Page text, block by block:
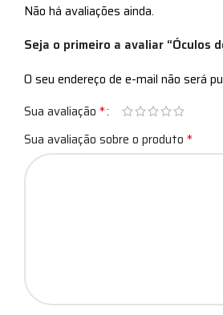
Não há avaliações ainda.
Seja o primeiro a avaliar “Óculos
O seu endereço de e-mail não será
Sua avaliação *
Sua avaliação sobre o produto *